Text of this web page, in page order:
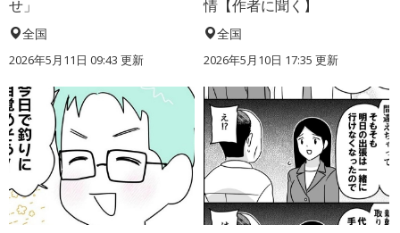
せ」
全国
2026年5月11日 09:43 更新
情【作者に聞く】
全国
2026年5月10日 17:35 更新